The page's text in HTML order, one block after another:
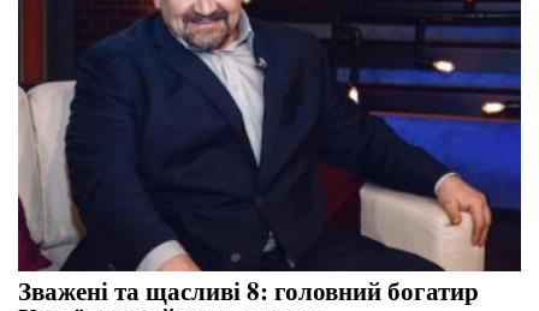
Зважені та щасливі 8: головний богатир